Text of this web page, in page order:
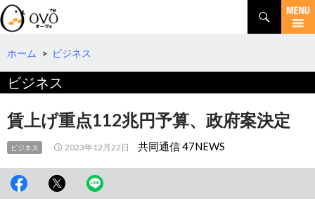
検
索
コ
テ
へ
動
ホーム > ビジネス
ビジネス
賃上げ重点112兆円予算、政府案決定
ビジネス 2023年12月22日 共同通信 47NEWS